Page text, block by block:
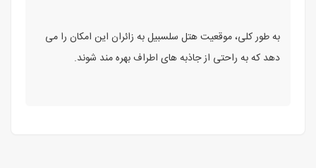
به طور کلی، موقعیت هتل سلسبیل به زائران این امکان را می
‌دهد که به راحتی از جاذبه ‌های اطراف بهره‌ مند شوند.